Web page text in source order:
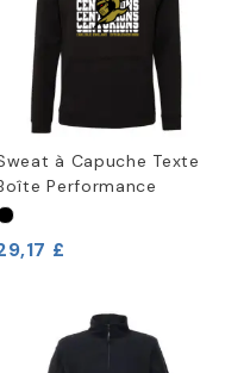
à Capuche Texte
Performance
£